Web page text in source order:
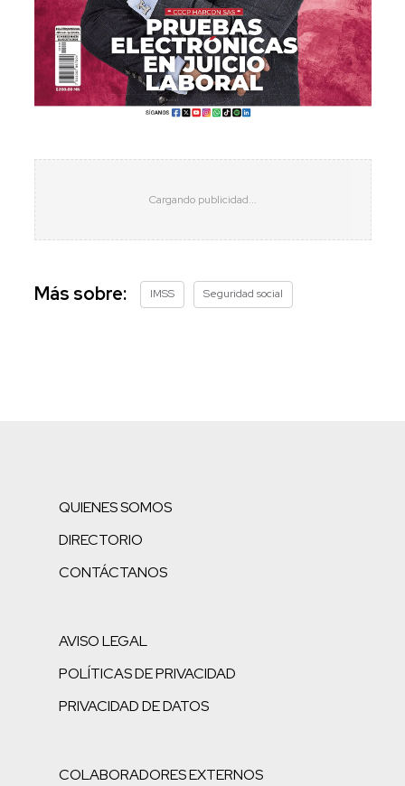
Más sobre: IMSS Seguridad social
QUIENES SOMOS
DIRECTORIO
CONTÁCTANOS
AVISO LEGAL
POLÍTICAS DE PRIVACIDAD
PRIVACIDAD DE DATOS
COLABORADORES EXTERNOS